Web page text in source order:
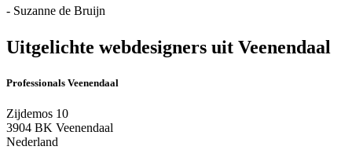
- Suzanne de Bruijn
Uitgelichte webdesigners uit Veenendaal
Professionals Veenendaal
Zijdemos 10
3904 BK Veenendaal
Nederland